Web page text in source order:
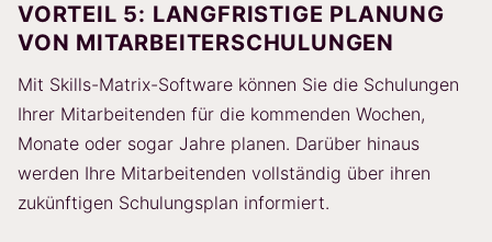
VORTEIL 5: LANGFRISTIGE PLANUNG
VON MITARBEITERSCHULUNGEN
Mit Skills-Matrix-Software können Sie die Schulungen
Ihrer Mitarbeitenden für die kommenden Wochen,
Monate oder sogar Jahre planen. Darüber hinaus
werden Ihre Mitarbeitenden vollständig über ihren
zukünftigen Schulungsplan informiert.